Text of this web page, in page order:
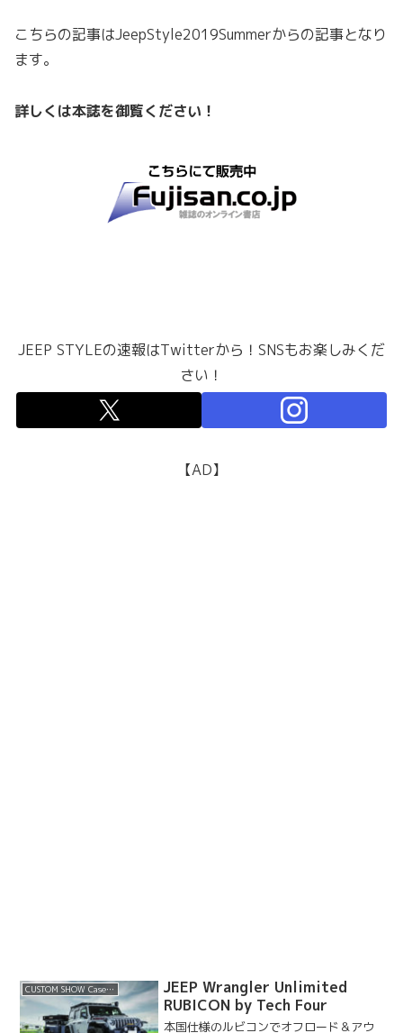
こちらの記事はJeepStyle2019Summerからの記事となり
ます。
詳しくは本誌を御覧ください！
JEEP STYLEの速報はTwitterから！SNSもお楽しみくだ
さい！
【AD】
CUSTOM SHOW Case 2022 SUMMER
JEEP Wrangler Unlimited
RUBICON by Tech Four
本国仕様のルビコンでオフロード＆アウ